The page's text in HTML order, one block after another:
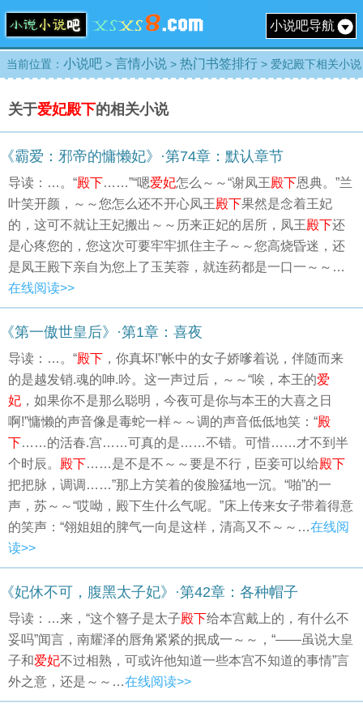
小说吧导航
当前位置： 小说吧 > 言情小说 > 热门书签排行 > 爱妃殿下相关小说
关于爱妃殿下的相关小说
《霸爱：邪帝的慵懒妃》·第74章：默认章节
导读：…。“殿下……”“嗯爱妃怎么～～“谢凤王殿下恩典。”兰
叶笑开颜，～～您怎么还不开心凤王殿下果然是念着王妃
的，这可不就让王妃搬出～～历来正妃的居所，凤王殿下还
是心疼您的，您这次可要牢牢抓住主子～～您高烧昏迷，还
是凤王殿下亲自为您上了玉芙蓉，就连药都是一口一～～…
在线阅读>>
《第一傲世皇后》·第1章：喜夜
导读：…。“殿下 ，你真坏!”帐中的女子娇嗲着说，伴随而来
的是越发销.魂的呻.吟。这一声过后，～～“唉，本王的爱
妃 ，如果你不是那么聪明，今夜可是你与本王的大喜之日
啊!”慵懒的声音像是毒蛇一样～～调的声音低低地笑：“殿
下……的活春.宫……可真的是……不错。可惜……才不到半
个时辰。 殿下……是不是不～～要是不行，臣妾可以给殿下
把把脉，调调……”那上方笑着的俊脸猛地一沉。“啪”的一
声，苏～～“哎呦，殿下生什么气呢。”床上传来女子带着得意
的笑声：“翎姐姐的脾气一向是这样，清高又不～～…在线阅
读>>
《妃休不可，腹黑太子妃》·第42章：各种帽子
导读：…来，“这个簪子是太子殿下给本宫戴上的，有什么不
妥吗”闻言，南耀泽的唇角紧紧的抿成一～～，“——虽说大皇
子和爱妃不过相熟，可或许他知道一些本宫不知道的事情”言
外之意，还是～～…在线阅读>>